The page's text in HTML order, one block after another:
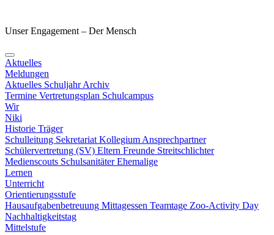
Unser Engagement – Der Mensch
Aktuelles
Meldungen
Aktuelles SchuljahrArchiv
Termine Vertretungsplan Schulcampus
Wir
Niki
Historie Träger
Schulleitung Sekretariat Kollegium Ansprechpartner
Schülervertretung (SV) Eltern Freunde Streitschlichter
Medienscouts SchulsanitäterEhemalige
Lernen
Unterricht
Orientierungsstufe
Hausaufgabenbetreuung Mittagessen Teamtage Zoo-Activity Day
Nachhaltigkeitstag
Mittelstufe